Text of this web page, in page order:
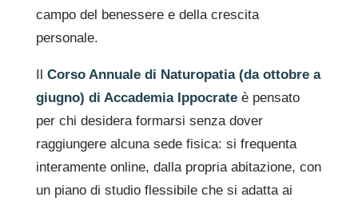
campo del benessere e della crescita
personale.
Il Corso Annuale di Naturopatia (da ottobre a
giugno) di Accademia Ippocrate è pensato
per chi desidera formarsi senza dover
raggiungere alcuna sede fisica: si frequenta
interamente online, dalla propria abitazione, con
un piano di studio flessibile che si adatta ai